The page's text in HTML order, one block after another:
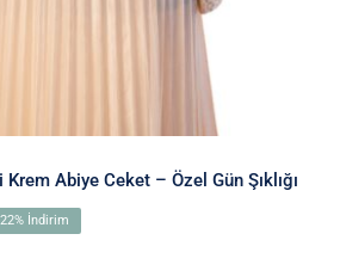
Abiye Ceket – Özel Gün Şıklığı
22% İndirim